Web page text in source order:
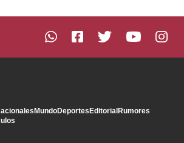
MundoDeportesEditorialRumores